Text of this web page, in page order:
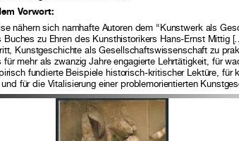
Vorwort:
nähern sich namhafte Autoren dem “Kunstwerk als
Buches zu Ehren des Kunsthistorikers Hans-Ernst Mittig
Kunstgeschichte als Gesellschaftswissenschaft zu
mehr als zwanzig Jahre engagierte Lehrtätigkeit, für
fundierte Beispiele historisch-kritischer Lektüre, für
für die Vitalisierung einer problemorientierten